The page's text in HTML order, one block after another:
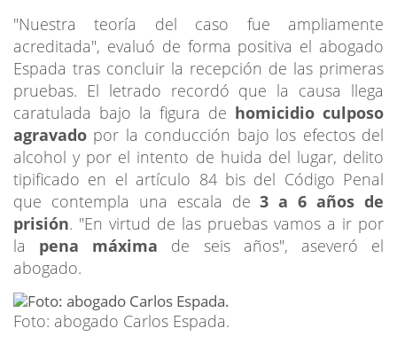
"Nuestra teoría del caso fue ampliamente
acreditada", evaluó de forma positiva el abogado
Espada tras concluir la recepción de las primeras
pruebas. El letrado recordó que la causa llega
caratulada bajo la figura de homicidio culposo
agravado por la conducción bajo los efectos del
alcohol y por el intento de huida del lugar, delito
tipificado en el artículo 84 bis del Código Penal
que contempla una escala de3 a 6 años de
prisión. "En virtud de las pruebas vamos a ir por
la pena máxima de seis años", aseveró el
abogado.
Foto: abogado Carlos Espada.